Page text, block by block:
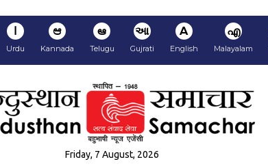
ا
Urdu
ಆ
Kannada
ఆ
Telugu
આ
Gujrati
A
English
എ
Malayalam
Friday, 7 August, 2026